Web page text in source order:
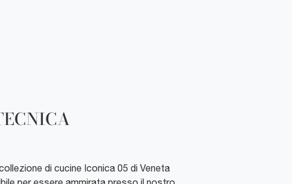
di cucine Iconica 05 di Veneta